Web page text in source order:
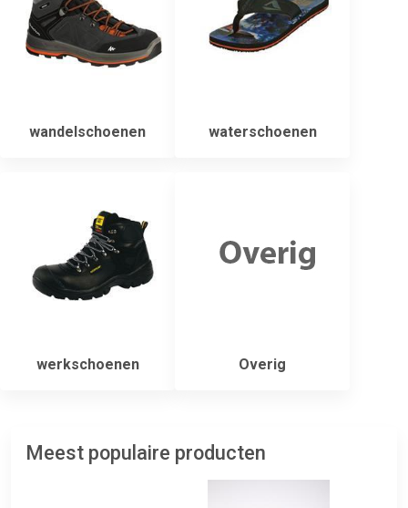
wandelschoenen waterschoenen
werkschoenen Overig
Meest populaire producten